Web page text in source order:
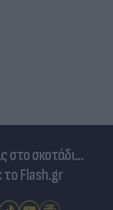
στο σκοτάδι...
Flash.gr